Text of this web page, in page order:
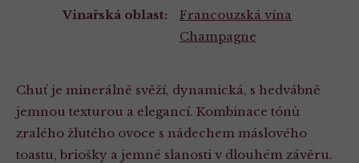
Vinařská oblast:
Francouzská vína
Champagne
Chuť je minerálně svěží, dynamická, s hedvábně
jemnou texturou a elegancí. Kombinace tónů
zralého žlutého ovoce s nádechem máslového
toastu, briošky a jemné slanosti v dlouhém závěru.